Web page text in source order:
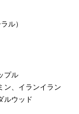
ル）
プル
ン、イランイラン
ルウッド